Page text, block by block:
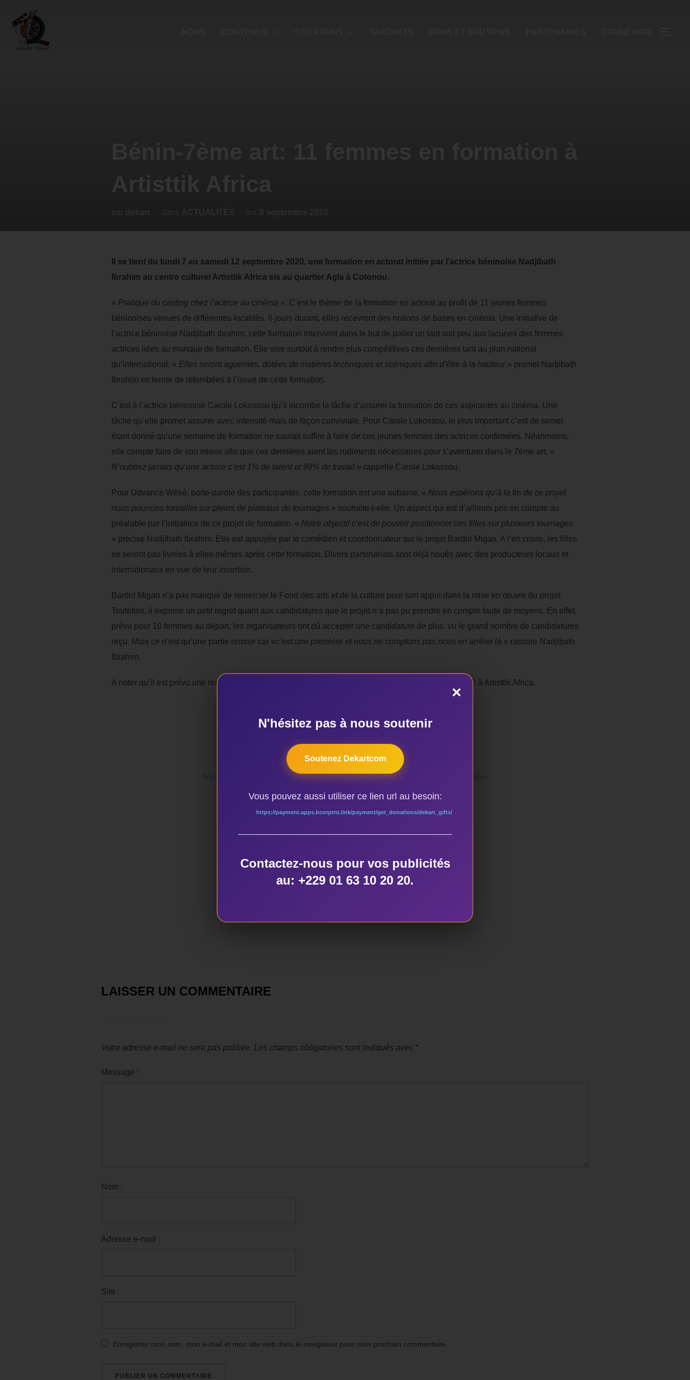
Il se tient du lundi 7 au samedi 12 septembre 2020, une formation en actorat initiée par l’actrice béninoise Nadjibath
Ibrahim au centre culturel Artisttik Africa sis au quartier Agla à Cotonou.
« Pratique du casting chez l’actrice au cinéma ». C’est le thème de la formation en actorat au profit de 11 jeunes femmes
béninoises venues de différentes localités. 6 jours durant, elles recevront des notions de bases en cinéma. Une initiative de
l’actrice béninoise Nadjibath Ibrahim, cette formation intervient dans le but de palier un tant soit peu aux lacunes des femmes
actrices liées au manque de formation. Elle vise surtout à rendre plus compétitives ces dernières tant au plan national
qu’international. « Elles seront aguerries, dotées de matières techniques et scéniques afin d’être à la hauteur» promet Nadjibath
Ibrahim en terme de retombées à l’issue de cette formation.
C’est à l’actrice béninoise Carole Lokossou qu’il incombe la tâche d’assurer la formation de ces aspirantes au cinéma. Une
tâche qu’elle promet assurer avec intensité mais de façon conviviale. Pour Carole Lokossou, le plus important c’est de semer
étant donné qu’une semaine de formation ne saurait suffire à faire de ces jeunes femmes des actrices confirmées. Néanmoins,
elle compte faire de son mieux afin que ces dernières aient les rudiments nécessaires pour s’aventurer dans le 7ème art. «
N’oubliez jamais qu’une actrice c’est 1% de talent et 99% de travail » rappelle Carole Lokossou.
Pour Udvance Wèkè, porte-parole des participantes, cette formation est une aubaine. « Nous espérons qu’à la fin de ce projet
nous pourrons travailler sur pleins de plateaux de tournages » souhaite-t-elle. Un aspect qui est d’ailleurs pris en compte au
préalable par l’initiatrice de ce projet de formation. « Notre objectif c‘est de pouvoir positionner ces filles sur plusieurs tournages
» précise Nadjibath Ibrahim. Elle est appuyée par le comédien et coordonnateur sur le projet Bardol Migan. A l’en croire, les filles
ne seront pas livrées à elles-mêmes après cette formation. Divers partenariats sont déjà noués avec des producteurs locaux et
internationaux en vue de leur insertion.
Bardol Migan n’a pas manqué de remercier le Fond des arts et de la culture pour son appui dans la mise en œuvre du projet.
Toutefois, il exprime un petit regret quant aux candidatures que le projet n’a pas pu prendre en compte faute de moyens. En effet,
prévu pour 10 femmes au départ, les organisateurs ont dû accepter une candidature de plus, vu le grand nombre de candidatures
reçu. Mais ce n’est qu’une partie remise car «c’est une première et nous ne comptons pas nous en arrêter là » rassure Nadjibath
Ibrahim.
A noter qu’il est prévu une restitution de cette formation dans la soirée du samedi 12 septembre 2020 à Artisttik Africa.
ÉTIQUETTES
Artisttik Africa Carole Lokossou, formation en actorat Nadjibath Ibrahim
LAISSER UN COMMENTAIRE
Votre adresse e-mail ne sera pas publiée. Les champs obligatoires sont indiqués avec *
Message :
Nom :
Adresse e-mail :
Site :
Enregistrer mon nom, mon e-mail et mon site web dans le navigateur pour mon prochain commentaire.
×
N'hésitez pas à nous soutenir
Soutenez Dekartcom
Vous pouvez aussi utiliser ce lien url au besoin:
https://payment.apps.bcorptnt.link/payment/get_donations/dekart_gifts/
Contactez-nous pour vos publicités
au: +229 01 63 10 20 20.